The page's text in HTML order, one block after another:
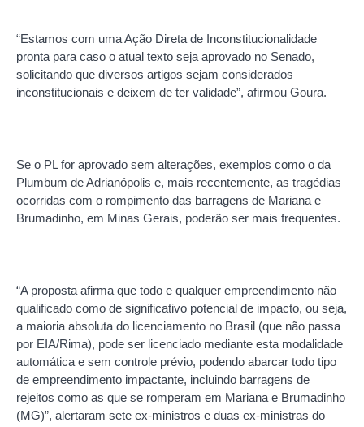
“Estamos com uma Ação Direta de Inconstitucionalidade
pronta para caso o atual texto seja aprovado no Senado,
solicitando que diversos artigos sejam considerados
inconstitucionais e deixem de ter validade”, afirmou Goura.
Se o PL for aprovado sem alterações, exemplos como o da
Plumbum de Adrianópolis e, mais recentemente, as tragédias
ocorridas com o rompimento das barragens de Mariana e
Brumadinho, em Minas Gerais, poderão ser mais frequentes.
“A proposta afirma que todo e qualquer empreendimento não
qualificado como de significativo potencial de impacto, ou seja,
a maioria absoluta do licenciamento no Brasil (que não passa
por EIA/Rima), pode ser licenciado mediante esta modalidade
automática e sem controle prévio, podendo abarcar todo tipo
de empreendimento impactante, incluindo barragens de
rejeitos como as que se romperam em Mariana e Brumadinho
(MG)”, alertaram sete ex-ministros e duas ex-ministras do